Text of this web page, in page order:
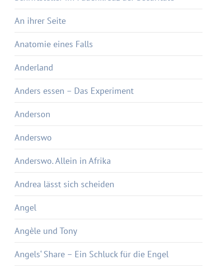
An ihrer Seite
Anatomie eines Falls
Anderland
Anders essen – Das Experiment
Anderson
Anderswo
Anderswo. Allein in Afrika
Andrea lässt sich scheiden
Angel
Angèle und Tony
Angels‘ Share – Ein Schluck für die Engel